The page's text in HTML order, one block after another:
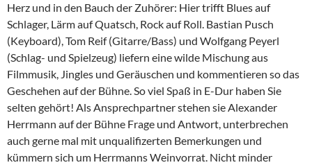
Herz und in den Bauch der Zuhörer: Hier trifft Blues auf
Schlager, Lärm auf Quatsch, Rock auf Roll. Bastian Pusch
(Keyboard), Tom Reif (Gitarre/Bass) und Wolfgang Peyerl
(Schlag- und Spielzeug) liefern eine wilde Mischung aus
Filmmusik, Jingles und Geräuschen und kommentieren so das
Geschehen auf der Bühne. So viel Spaß in E-Dur haben Sie
selten gehört! Als Ansprechpartner stehen sie Alexander
Herrmann auf der Bühne Frage und Antwort, unterbrechen
auch gerne mal mit unqualifizerten Bemerkungen und
kümmern sich um Herrmanns Weinvorrat. Nicht minder